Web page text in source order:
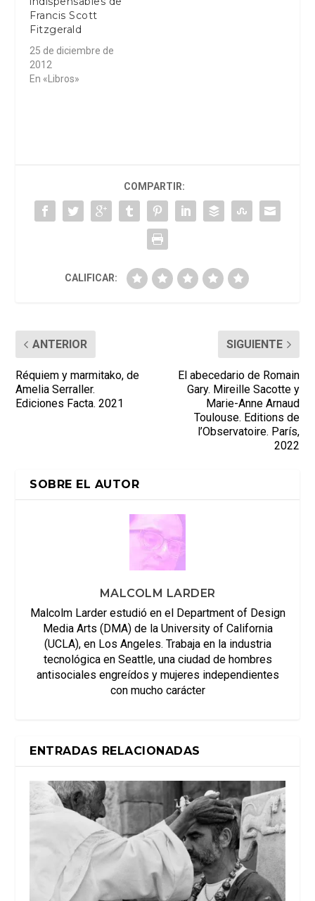
Francis Scott
Fitzgerald
25 de diciembre de
2012
En «Libros»
COMPARTIR:
CALIFICAR:
ANTERIOR
Réquiem y marmitako, de
Amelia Serraller.
Ediciones Facta. 2021
SIGUIENTE
El abecedario de Romain
Gary. Mireille Sacotte y
Marie-Anne Arnaud
Toulouse. Editions de
l’Observatoire. París,
2022
SOBRE EL AUTOR
MALCOLM LARDER
Malcolm Larder estudió en el Department of Design
Media Arts (DMA) de la University of California
(UCLA), en Los Angeles. Trabaja en la industria
tecnológica en Seattle, una ciudad de hombres
antisociales engreídos y mujeres independientes
con mucho carácter
ENTRADAS RELACIONADAS